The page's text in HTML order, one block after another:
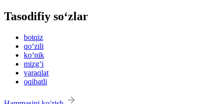
Tasodifiy so‘zlar
botqiz
qo‘zili
ko‘nik
mizg‘i
varaqlat
oqibatli